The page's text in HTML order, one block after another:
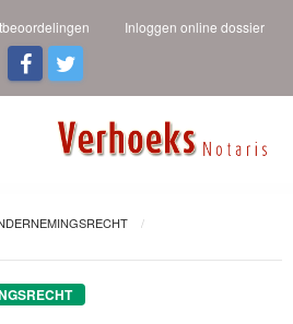
Inloggen online dossier